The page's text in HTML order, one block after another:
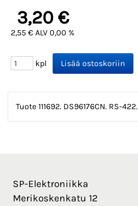
3,20 €
2,55 € ALV 0,00 %
kpl
Tuote 111692. DS96176CN. RS-422.
SP-Elektroniikka
Merikoskenkatu 12